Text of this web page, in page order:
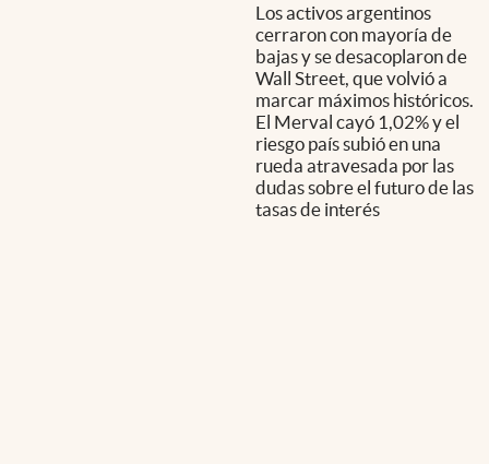
Los activos argentinos
cerraron con mayoría de
bajas y se desacoplaron de
Wall Street, que volvió a
marcar máximos históricos.
El Merval cayó 1,02% y el
riesgo país subió en una
rueda atravesada por las
dudas sobre el futuro de las
tasas de interés